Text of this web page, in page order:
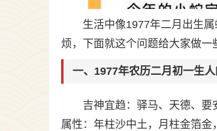
生活中像1977年二月出生
烦，下面就这个问题给大家做一
一、1977年农历二月初一生
吉神宜趋：驿马、天德、
属性：年柱沙中土，月柱金箔